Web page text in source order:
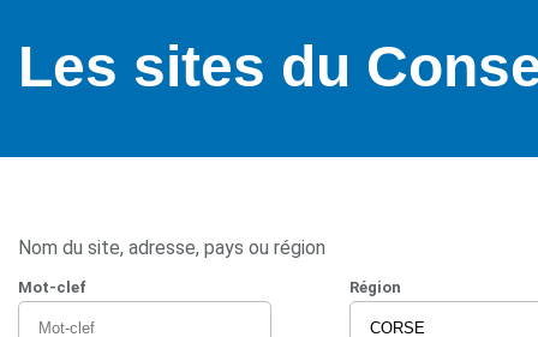
Les sites du
Nom du site, adresse, pays ou région
Mot-clef Région